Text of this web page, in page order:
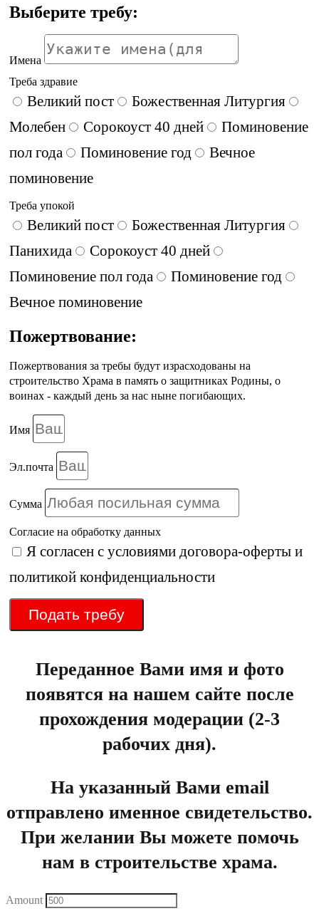
Выберите требу:
Имена
Треба здравие
Великий пост
Божественная Литургия
Молебен
Сорокоуст 40 дней
Поминовение
пол года
Поминовение год
Вечное
поминовение
Треба упокой
Великий пост
Божественная Литургия
Панихида
Сорокоуст 40 дней
Поминовение пол года
Поминовение год
Вечное поминовение
Пожертвование:
Пожертвования за требы будут израсходованы на
строительство Храма в память о защитниках Родины, о
воинах - каждый день за нас ныне погибающих.
Имя
Эл.почта
Сумма
Согласие на обработку данных
Я согласен с условиями договора-оферты и
политикой конфиденциальности
Подать требу
Переданное Вами имя и фото
появятся на нашем сайте после
прохождения модерации (2-3
рабочих дня).
На указанный Вами email
отправлено именное свидетельство.
При желании Вы можете помочь
нам в строительстве храма.
Amount